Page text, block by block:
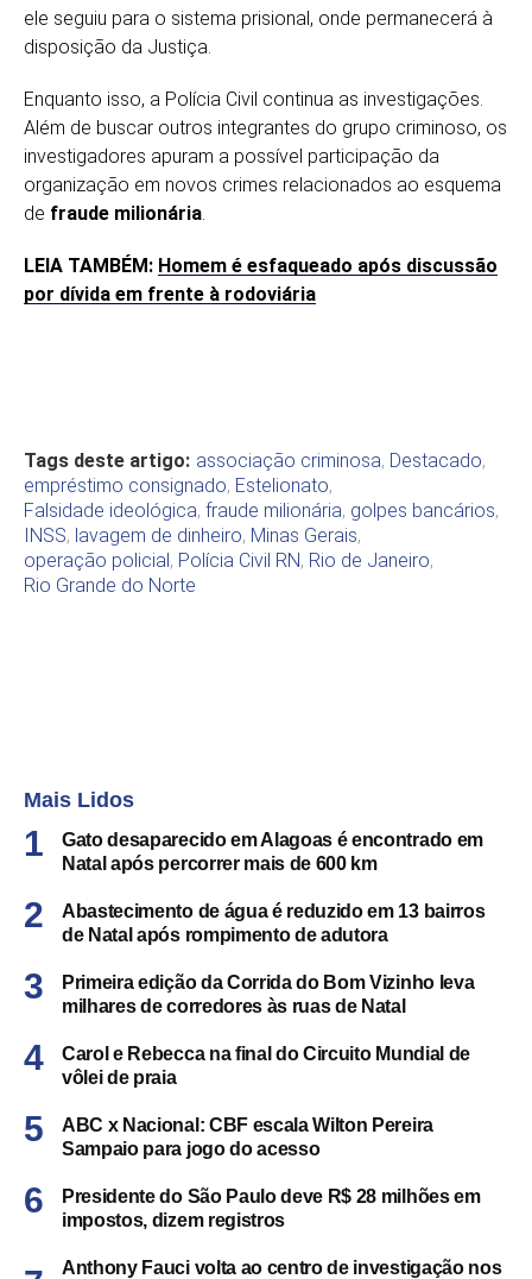
ele seguiu para o sistema prisional, onde permanecerá à
disposição da Justiça.
Enquanto isso, a Polícia Civil continua as investigações.
Além de buscar outros integrantes do grupo criminoso, os
investigadores apuram a possível participação da
organização em novos crimes relacionados ao esquema
de fraude milionária
LEIA TAMBÉM: Homem é esfaqueado após discussão
por dívida em frente à rodoviária
Tags deste artigo: associação criminosa, Destacado,
empréstimo consignado, Estelionato,
Falsidade ideológica, fraude milionária, golpes bancários,
INSS, lavagem de dinheiro, Minas Gerais,
operação policial, Polícia Civil RN, Rio de Janeiro,
Rio Grande do Norte
Mais Lidos
Gato desaparecido em Alagoas é encontrado em
Natal após percorrer mais de 600 km
Abastecimento de água é reduzido em 13 bairros
de Natal após rompimento de adutora
Primeira edição da Corrida do Bom Vizinho leva
milhares de corredores às ruas de Natal
Carol e Rebecca na final do Circuito Mundial de
vôlei de praia
ABC x Nacional: CBF escala Wilton Pereira
Sampaio para jogo do acesso
Presidente do São Paulo deve R$ 28 milhões em
impostos, dizem registros
Anthony Fauci volta ao centro de investigação nos